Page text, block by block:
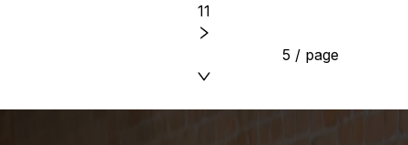
11
5 / page